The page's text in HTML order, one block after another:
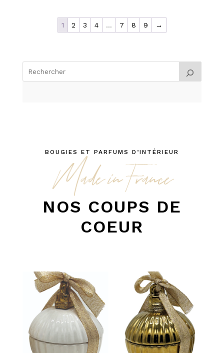
1 2 3 4 … 7 8 9 →
BOUGIES ET PARFUMS D’INTÉRIEUR
Made in France
NOS COUPS DE
COEUR